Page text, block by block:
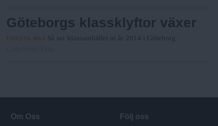
Göteborgs klassklyftor växer
FÖRSTA MAJ Så ser klassamhället ut år 2014 i Göteborg.
Om Oss Följ oss